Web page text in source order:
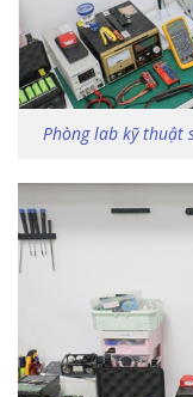
Phòng lab kỹ thuật